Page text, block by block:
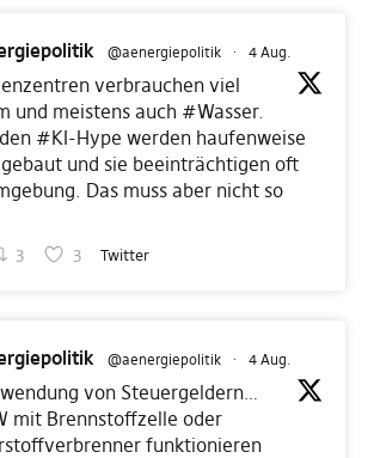
@aenergiepolitik · 4 Aug.
verbrauchen viel
und meistens auch #Wasser.
#KI-Hype werden haufenweise
und sie beeinträchtigen oft
Das muss aber nicht so
3 3 Twitter
@aenergiepolitik · 4 Aug.
von Steuergeldern…
mit Brennstoffzelle oder
funktionieren